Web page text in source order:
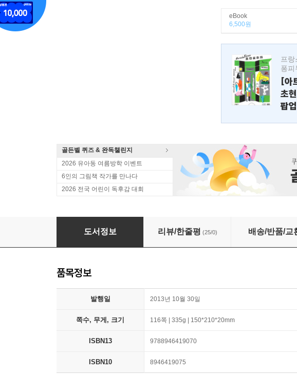
eBook
6,500원
프랑
퐁피
[아
초
팝
골든벨 퀴즈 & 완독챌린지
2026 유아동 여름방학 이벤트
6인의 그림책 작가를 만나다
2026 전국 어린이 독후감 대회
엄마가 일곱째를 낳았어요
도서정보 리뷰/한줄평 (25/0) 배송/반품/교
품목정보
발행일 2013년 10월 30일
쪽수, 무게, 크기 116쪽 | 335g | 150*210*20mm
ISBN13 9788946419070
ISBN10 8946419075